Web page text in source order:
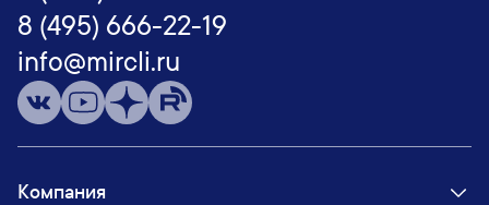
внешний – с наружной стороны.
8 (495) 666-22-19
info@mircli.ru
Компания